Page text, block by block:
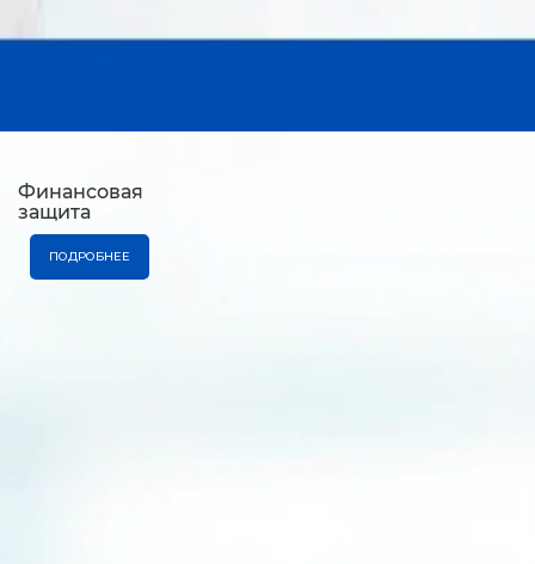
Финансовая
защита
ПОДРОБНЕЕ